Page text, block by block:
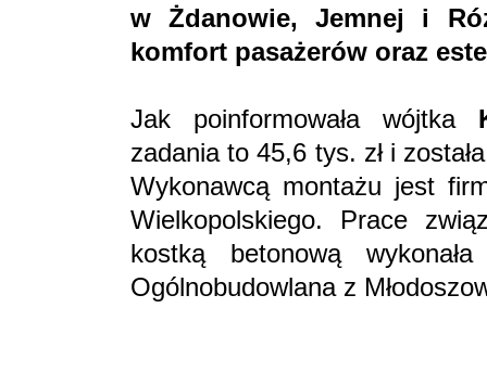
w Żdanowie, Jemnej i
komfort pasażerów oraz
Jak poinformowała wójtka
zadania to 45,6 tys. zł i
Wykonawcą montażu jest
Wielkopolskiego. Prace
kostką betonową
Ogólnobudowlana z